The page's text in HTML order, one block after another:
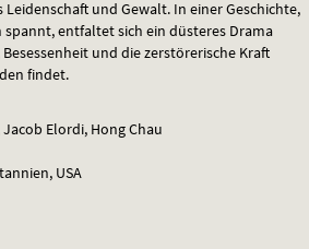
und Gewalt. In einer Geschichte,
entfaltet sich ein düsteres Drama
und die zerstörerische Kraft
findet.
Elordi, Hong Chau
USA